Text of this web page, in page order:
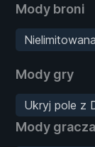
Mody broni
Mody gry
Ukryj pole z
Mody gracza